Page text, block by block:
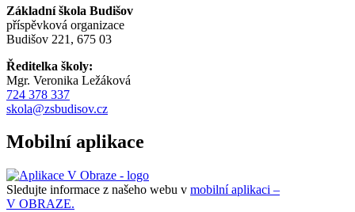
Základní škola Budišov
příspěvková organizace
Budišov 221, 675 03
Ředitelka školy:
Mgr. Veronika Ležáková
724 378 337
skola@zsbudisov.cz
Mobilní aplikace
Sledujte informace z našeho webu v mobilní aplikaci –
V OBRAZE.